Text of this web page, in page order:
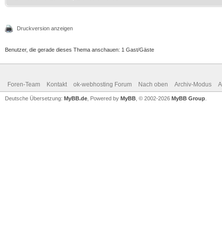
Druckversion anzeigen
Benutzer, die gerade dieses Thema anschauen: 1 Gast/Gäste
Foren-Team Kontakt ok-webhosting Forum Nach oben Archiv-Modus
Deutsche Übersetzung: MyBB.de , Powered by MyBB , © 2002-2026 MyBB Group